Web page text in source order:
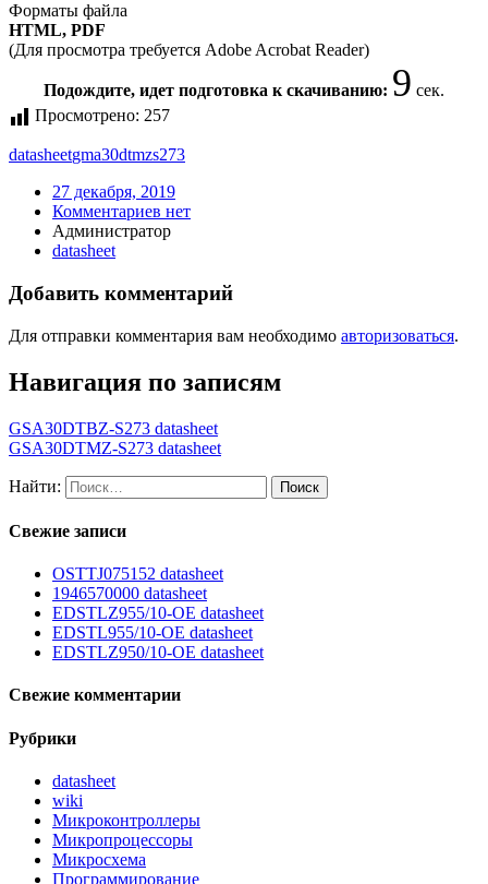
Форматы файла
HTML, PDF
(Для просмотра требуется Adobe Acrobat Reader)
Подождите, идет подготовка к скачиванию: 9 сек.
Просмотрено: 257
datasheetgma30dtmzs273
27 декабря, 2019
Комментариев нет
Администратор
datasheet
Добавить комментарий
Для отправки комментария вам необходимо авторизоваться.
Навигация по записям
GSA30DTBZ-S273 datasheet
GSA30DTMZ-S273 datasheet
Найти:
Свежие записи
OSTTJ075152 datasheet
1946570000 datasheet
EDSTLZ955/10-OE datasheet
EDSTL955/10-OE datasheet
EDSTLZ950/10-OE datasheet
Свежие комментарии
Рубрики
datasheet
wiki
Микроконтроллеры
Микропроцессоры
Микросхема
Программирование